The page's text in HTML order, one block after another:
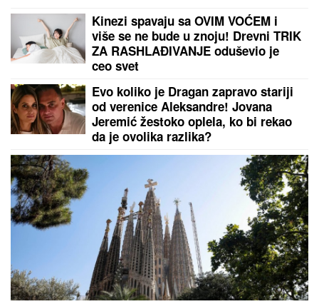
Kinezi spavaju sa OVIM VOĆEM i
više se ne bude u znoju! Drevni TRIK
ZA RASHLAĐIVANJE oduševio je
ceo svet
Evo koliko je Dragan zapravo stariji
od verenice Aleksandre! Jovana
Jeremić žestoko oplela, ko bi rekao
da je ovolika razlika?